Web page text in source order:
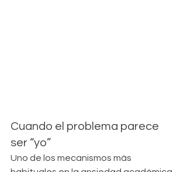
Cuando el problema parece
ser “yo”
Uno de los mecanismos más